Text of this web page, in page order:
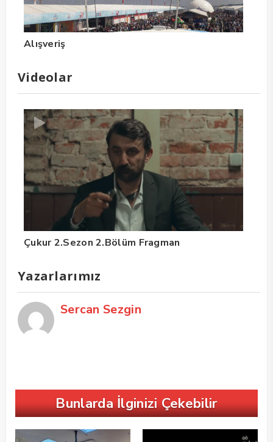
Alışveriş
Videolar
Çukur 2.Sezon 2.Bölüm Fragman
Yazarlarımız
Sercan Sezgin
Bunlarda İlginizi Çekebilir